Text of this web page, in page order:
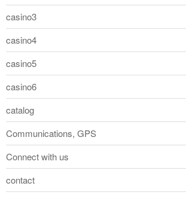
casino3
casino4
casino5
casino6
catalog
Communications, GPS
Connect with us
contact